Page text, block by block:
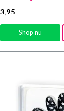
3,95
Shop nu